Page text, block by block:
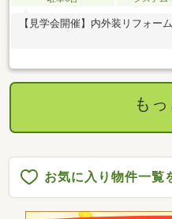
【見学会開催】内外装リフォー
も
お気に入り物件一覧